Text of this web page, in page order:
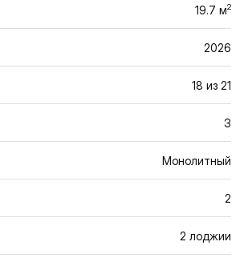
19.7 м2
2026
18 из 21
3
Монолитный
2
2 лоджии